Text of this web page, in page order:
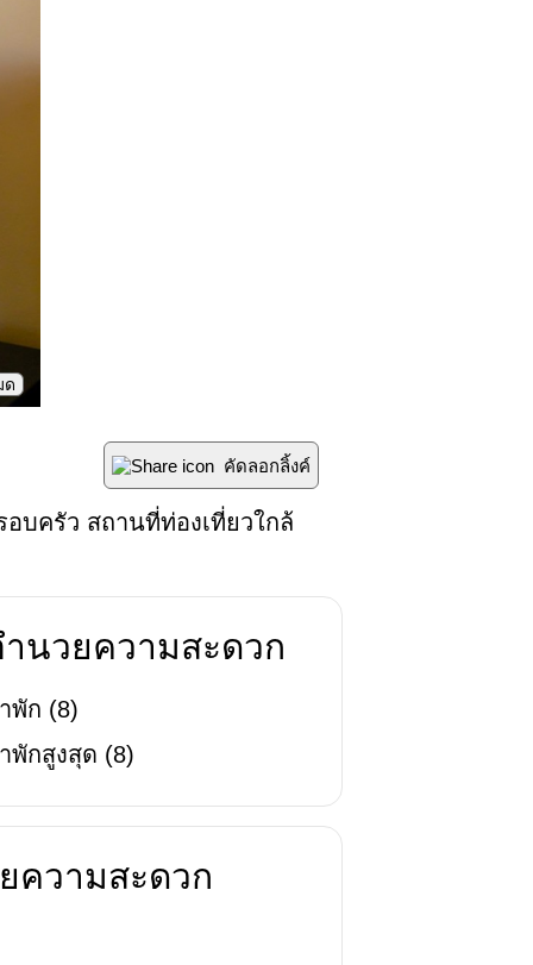
ด
คัดลอกลิ้งค์
บครัว สถานที่ท่องเที่ยวใกล้
ำนวยความสะดวก
พัก (8)
พักสูงสุด (8)
ความสะดวก